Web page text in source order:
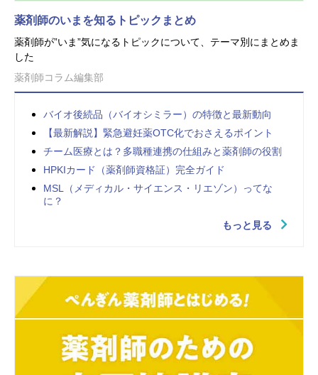
薬剤師のいまを知るトピックまとめ
薬剤師が”いま”気になるトピックについて、テーマ別にまとめま
した
薬剤師コラム編集部
バイオ後続品（バイオシミラー）の特徴と最新動向
【最新解説】緊急避妊薬OTC化でおさえるポイント
チーム医療とは？多職種連携の仕組みと薬剤師の役割
HPKIカード（薬剤師資格証）完全ガイド
MSL（メディカル・サイエンス・リエゾン）ってな
に？
もっと見る